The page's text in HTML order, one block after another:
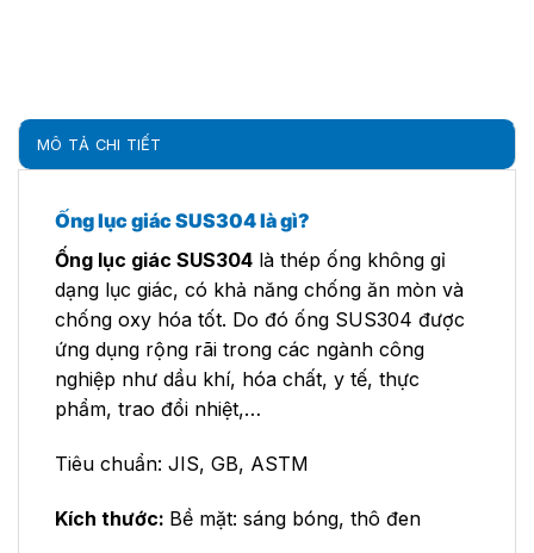
MÔ TẢ CHI TIẾT
Ống lục giác SUS304 là gì?
Ống lục giác SUS304 là thép ống không gỉ
dạng lục giác, có khả năng chống ăn mòn và
chống oxy hóa tốt. Do đó ống SUS304 được
ứng dụng rộng rãi trong các ngành công
nghiệp như dầu khí, hóa chất, y tế, thực
phẩm, trao đổi nhiệt,…
Tiêu chuẩn: JIS, GB, ASTM
Kích thước: Bề mặt: sáng bóng, thô đen